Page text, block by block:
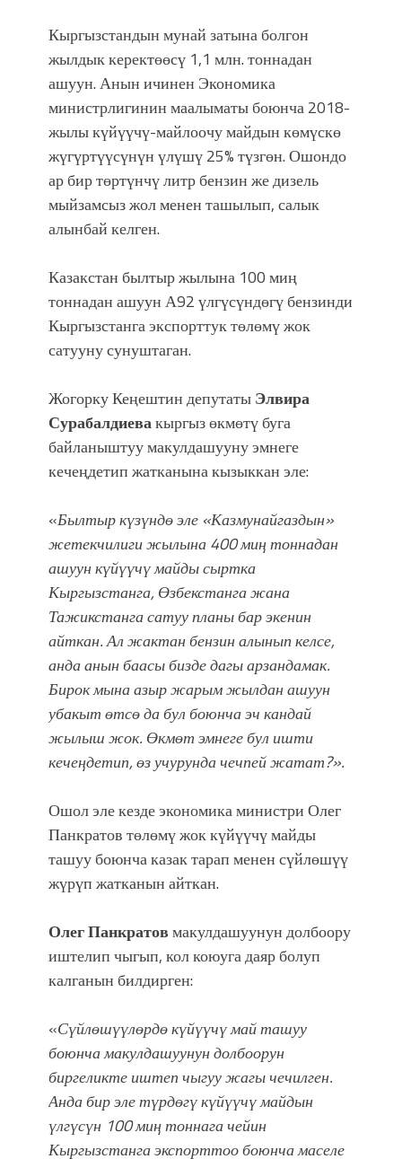
Кыргызстандын мунай затына болгон
жылдык керектөөсү 1,1 млн. тоннадан
ашуун. Анын ичинен Экономика
министрлигинин маалыматы боюнча 2018-
жылы күйүүчү-майлоочу майдын көмүскө
жүгүртүүсүнүн үлүшү 25% түзгөн. Ошондо
ар бир төртүнчү литр бензин же дизель
мыйзамсыз жол менен ташылып, салык
алынбай келген.
Казакстан былтыр жылына 100 миң
тоннадан ашуун А92 үлгүсүндөгү бензинди
Кыргызстанга экспорттук төлөмү жок
сатууну сунуштаган.
Жогорку Кеңештин депутатыЭлвира
Сурабалдиевакыргыз өкмөтү буга
байланыштуу макулдашууну эмнеге
кечеңдетип жатканына кызыккан эле:
«Былтыр күзүндө эле «Казмунайгаздын»
жетекчилиги жылына 400 миң тоннадан
ашуун күйүүчү майды сыртка
Кыргызстанга, Өзбекстанга жана
Тажикстанга сатуу планы бар экенин
айткан. Ал жактан бензин алынып келсе,
анда анын баасы бизде дагы арзандамак.
Бирок мына азыр жарым жылдан ашуун
убакыт өтсө да бул боюнча эч кандай
жылыш жок. Өкмөт эмнеге бул ишти
кечеңдетип, өз учурунда чечпей жатат?».
Ошол эле кезде экономика министри Олег
Панкратов төлөмү жок күйүүчү майды
ташуу боюнча казак тарап менен сүйлөшүү
жүрүп жатканын айткан.
Олег Панкратовмакулдашуунун долбоору
иштелип чыгып, кол коюуга даяр болуп
калганын билдирген:
«Сүйлөшүүлөрдө күйүүчү май ташуу
боюнча макулдашуунун долбоорун
биргеликте иштеп чыгуу жагы чечилген.
Анда бир эле түрдөгү күйүүчү майдын
үлгүсүн 100 миң тоннага чейин
Кыргызстанга экспорттоо боюнча маселе